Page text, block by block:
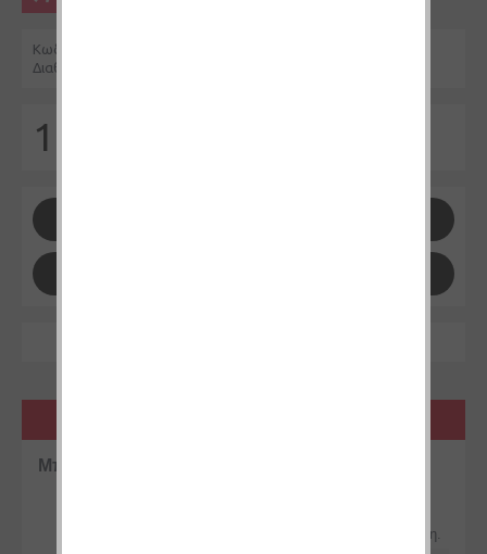
Κωδικός Προϊόντος:
Διαθεσιμότητα:
10,50€
Μπουκάλι
απόλυτο έλεγχο και την καθαρή καθημερινή χρήση.